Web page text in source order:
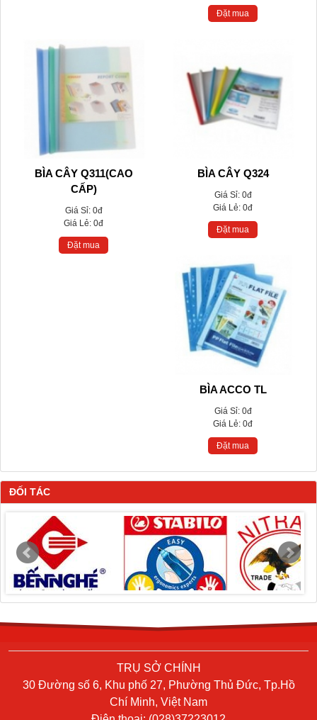
Đặt mua
BÌA CÂY Q311(CAO
CẤP)
Giá Sỉ: 0đ
Giá Lẻ:0đ
Đặt mua
BÌA CÂY Q324
Giá Sỉ: 0đ
Giá Lẻ:0đ
Đặt mua
BÌA ACCO TL
Giá Sỉ: 0đ
Giá Lẻ:0đ
Đặt mua
ĐỐI TÁC
TRỤ SỞ CHÍNH
30 Đường số 6, Khu phố 27, Phường Thủ Đức, Tp.Hồ
Chí Minh, Việt Nam